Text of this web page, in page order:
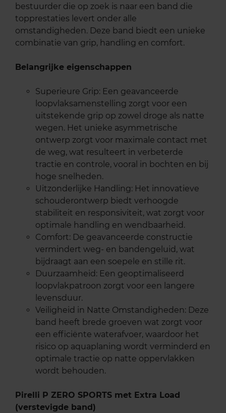
bestuurder die op zoek is naar een band die
topprestaties levert onder alle
omstandigheden. Deze band biedt een unieke
combinatie van grip, handling en comfort.
Belangrijke eigenschappen
Superieure Grip: Een geavanceerde
loopvlaksamenstelling zorgt voor een
uitstekende grip op zowel droge als natte
wegen. Het unieke asymmetrische
ontwerp zorgt voor maximale contact met
de weg, wat resulteert in verbeterde
tractie en controle, vooral in bochten en bij
hoge snelheden.
Uitzonderlijke Handling: Het innovatieve
schouderontwerp biedt verhoogde
stabiliteit en responsiviteit, wat zorgt voor
optimale handling en wendbaarheid.
Comfort: De geavanceerde constructie
vermindert weg- en bandengeluid, wat
bijdraagt aan een soepele en stille rit.
Duurzaamheid: Een geoptimaliseerd
loopvlakpatroon zorgt voor een langere
levensduur.
Veiligheid in Natte Omstandigheden: Deze
band heeft brede groeven wat zorgt voor
een efficiënte waterafvoer, waardoor het
risico op aquaplaning wordt verminderd en
optimale tractie op natte oppervlakken
wordt behouden.
Pirelli P ZERO SPORTS met Extra Load
(verstevigde band)